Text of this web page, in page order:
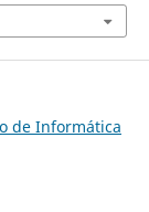
de Informática